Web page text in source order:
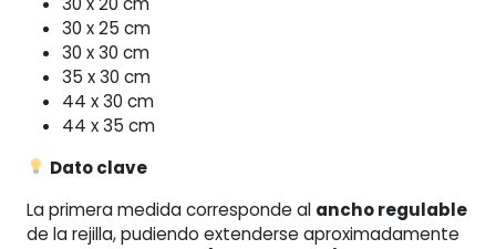
30 x 25 cm
30 x 30 cm
35 x 30 cm
44 x 30 cm
44 x 35 cm
Dato clave
La primera medida corresponde al ancho regulable
de la rejilla, pudiendo extenderse aproximadamente